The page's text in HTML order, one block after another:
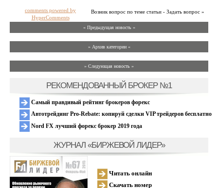
Возник вопрос по теме статьи - Задать вопрос »
comments powered by
HyperComments
« Предыдущая новость «
» Архив категории «
» Следующая новость »
РЕКОМЕНДОВАННЫЙ БРОКЕР №1
Самый правдивый рейтинг брокеров форекс
Автотрейдинг Pro-Rebate: копируй сделки VIP трейдеров бесплатно
Nord FX лучший форекс брокер 2019 года
ЖУРНАЛ «БИРЖЕВОЙ ЛИДЕР»
Читать онлайн
Скачать номер